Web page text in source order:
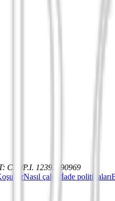
: C.F./P.I. 12392590969
Nasıl çalışırİade politikaları